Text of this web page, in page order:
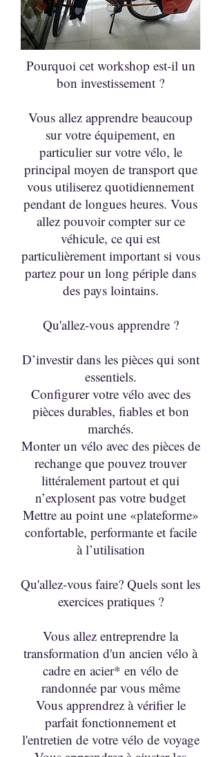
Pourquoi cet workshop est-il un
bon investissement ?
Vous allez apprendre beaucoup
sur votre équipement, en
particulier sur votre vélo, le
principal moyen de transport que
vous utiliserez quotidiennement
pendant de longues heures. Vous
allez pouvoir compter sur ce
véhicule, ce qui est
particulièrement important si vous
partez pour un long périple dans
des pays lointains.
Qu'allez-vous apprendre ?
D’investir dans les pièces qui sont
essentiels.
Configurer votre vélo avec des
pièces durables, fiables et bon
marchés.
Monter un vélo avec des pièces de
rechange que pouvez trouver
littéralement partout et qui
n’explosent pas votre budget
Mettre au point une «plateforme»
confortable, performante et facile
à l’utilisation
Qu'allez-vous faire? Quels sont les
exercices pratiques ?
Vous allez entreprendre la
transformation d'un ancien vélo à
cadre en acier* en vélo de
randonnée par vous même
Vous apprendrez à vérifier le
parfait fonctionnement et
l'entretien de votre vélo de voyage